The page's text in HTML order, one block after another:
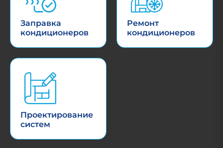
Заправка
кондиционеров
Ремонт
кондиционеров
Проектирование
систем